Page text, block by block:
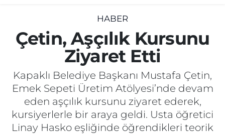
HABER
Çetin, Aşçılık Kursunu
Ziyaret Etti
Kapaklı Belediye Başkanı Mustafa Çetin,
Emek Sepeti Üretim Atölyesi’nde devam
eden aşçılık kursunu ziyaret ederek,
kursiyerlerle bir araya geldi. Usta öğretici
Linay Hasko eşliğinde öğrendikleri teorik
Kültür&Sanat
Manşet
SAĞLIK
Spor
Tekirdağ Trafik Yoğunluk Haritası
Süper Lig Puan Durumu ve Fikstür
Tüm Manşetler
Son Dakika Haberleri
Haber Arşivi